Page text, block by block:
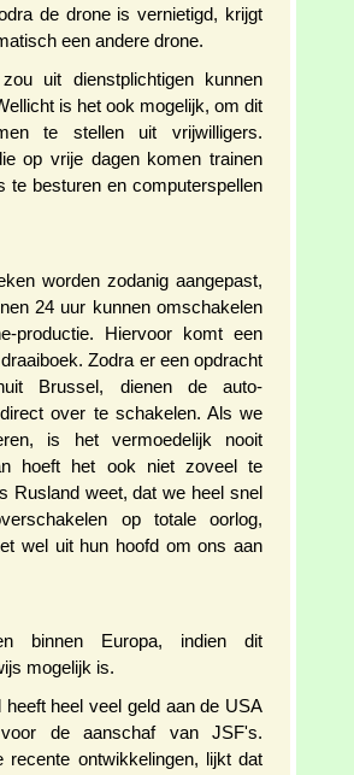
de drone is vernietigd, krijgt
een andere drone.
uit dienstplichtigen kunnen
is het ook mogelijk, om dit
te stellen uit vrijwilligers.
op vrije dagen komen trainen
te besturen en computerspellen
worden zodanig aangepast,
24 uur kunnen omschakelen
productie. Hiervoor komt een
Zodra er een opdracht
Brussel, dienen de auto-
over te schakelen. Als we
is het vermoedelijk nooit
hoeft het ook niet zoveel te
Rusland weet, dat we heel snel
op totale oorlog,
wel uit hun hoofd om ons aan
binnen Europa, indien dit
mogelijk is.
heeft heel veel geld aan de USA
de aanschaf van JSF's.
recente ontwikkelingen, lijkt dat